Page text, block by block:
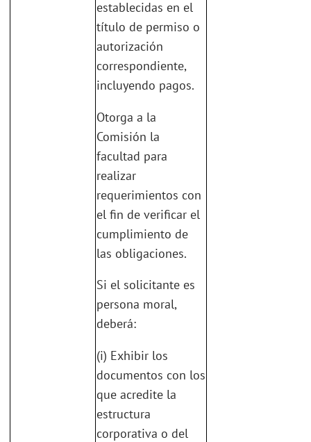
establecidas en el
título de permiso o
autorización
correspondiente,
incluyendo pagos.
Otorga a la
Comisión la
facultad para
realizar
requerimientos con
el fin de verificar el
cumplimiento de
las obligaciones.
Si el solicitante es
persona moral,
deberá:
(i) Exhibir los
documentos con los
que acredite la
estructura
corporativa o del